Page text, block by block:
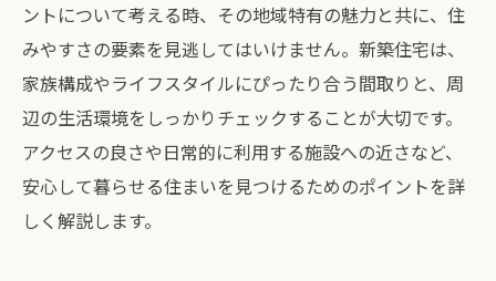
ントについて考える時、その地域特有の魅力と共に、住
みやすさの要素を見逃してはいけません。新築住宅は、
家族構成やライフスタイルにぴったり合う間取りと、周
辺の生活環境をしっかりチェックすることが大切です。
アクセスの良さや日常的に利用する施設への近さなど、
安心して暮らせる住まいを見つけるためのポイントを詳
しく解説します。